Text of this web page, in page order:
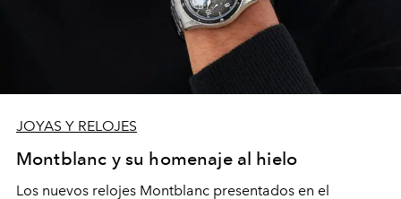
JOYAS Y RELOJES
Montblanc y su homenaje al hielo
Los nuevos relojes Montblanc presentados en el